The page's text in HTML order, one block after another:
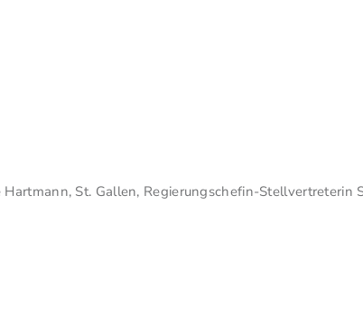
St. Gallen, Regierungschefin-Stellvertreterin